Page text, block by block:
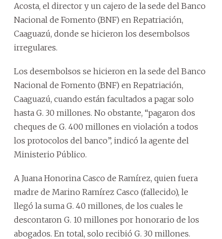
Acosta, el director y un cajero de la sede del Banco
Nacional de Fomento (BNF) en Repatriación,
Caaguazú, donde se hicieron los desembolsos
irregulares.
Los desembolsos se hicieron en la sede del Banco
Nacional de Fomento (BNF) en Repatriación,
Caaguazú, cuando están facultados a pagar solo
hasta G. 30 millones. No obstante, “pagaron dos
cheques de G. 400 millones en violación a todos
los protocolos del banco”, indicó la agente del
Ministerio Público.
A Juana Honorina Casco de Ramírez, quien fuera
madre de Marino Ramírez Casco (fallecido), le
llegó la suma G. 40 millones, de los cuales le
descontaron G. 10 millones por honorario de los
abogados. En total, solo recibió G. 30 millones.